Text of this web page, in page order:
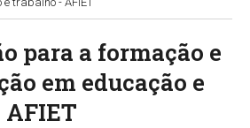
para a formação e
em educação e